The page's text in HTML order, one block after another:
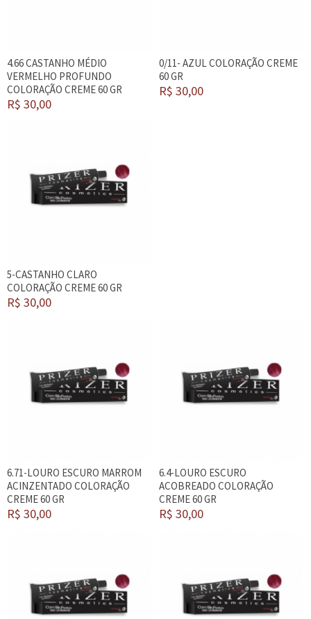
4.66 CASTANHO MÉDIO
VERMELHO PROFUNDO
COLORAÇÃO CREME 60 GR
R$ 30,00
0/11- AZUL COLORAÇÃO CREME
60 GR
R$ 30,00
5-CASTANHO CLARO
COLORAÇÃO CREME 60 GR
R$ 30,00
6.71-LOURO ESCURO MARROM
ACINZENTADO COLORAÇÃO
CREME 60 GR
R$ 30,00
6.4-LOURO ESCURO
ACOBREADO COLORAÇÃO
CREME 60 GR
R$ 30,00